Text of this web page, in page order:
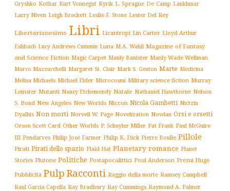
Gryshko Kothar Kurt Vonnegut Kyrik L. Sprague De Camp Lankhmar
Larry Niven Leigh Brackett Leslie F. Stone Lester Del Rey
Libertarianesimo Libri Licantropi Lin Carter Lloyd Arthur
Eshbach Lucy Andrews Cummin Luna M.A. Wahil Magazine of Fantasy
and Science Fiction Magic Carpet Manly Banister Manly Wade Wellman
Marco Mazzucchelli Margaret St. Clair Mark S. Geston Marte Medicina
Melisa Michaels Michael Elder Microcosmi Military science fiction Murray
Leinster Mutanti Nancy Etchemendy Natale Nathaniel Hawthorne Nelson
S. Bond New Angeles New Worlds Niccon Nicola Gambetti Nictzin
Dyalhis Non morti Norvell W. Page Novelization Nowlan Orsi e orsetti
Orson Scott Card Other Worlds P. Schuyler Miller Pat Frank Paul McGuire
III Pendarves Philip José Farmer Philip K. Dick Pierre Boulle Pillole
Pirati Pirati dello spazio Plaid Hat Planetary romance Planet
Stories Plutone Politiche Postapocalittici Poul Anderson Premi Hugo
Pubblicità Pulp Racconti Raggio della morte Ramsey Campbell
Raul Garcia Capella Ray Bradbury Ray Cummings Raymond A. Palmer